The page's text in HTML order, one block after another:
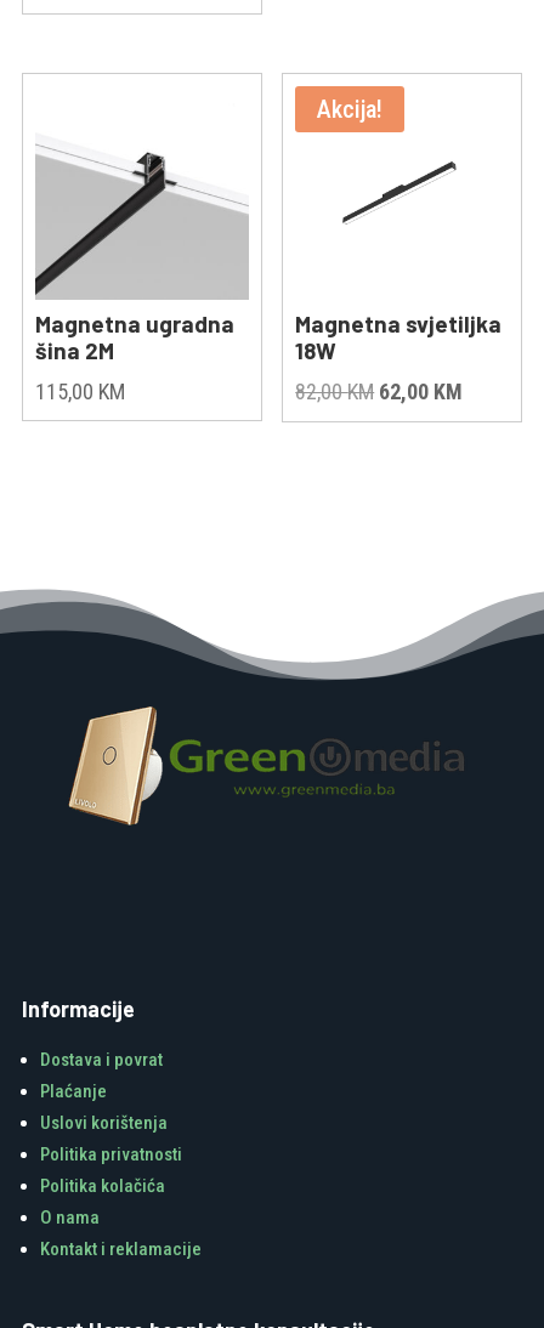
Magnetna ugradna
šina 2M
115,00 KM
Akcija!
Magnetna svjetiljka
18W
82,00KM Original
price
62,00 KM
price
Informacije
Dostava i povrat
Plaćanje
Uslovi korištenja
Politika privatnosti
Politika kolačića
O nama
Kontakt i reklamacije